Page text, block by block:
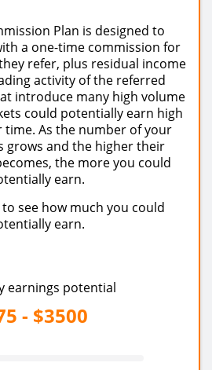
Plan is designed to
a one-time commission for
refer, plus residual income
activity of the referred
introduce many high volume
could potentially earn high
time. As the number of your
grows and the higher their
the more you could
earn.
see how much you could
earn.
earnings potential
- $3500